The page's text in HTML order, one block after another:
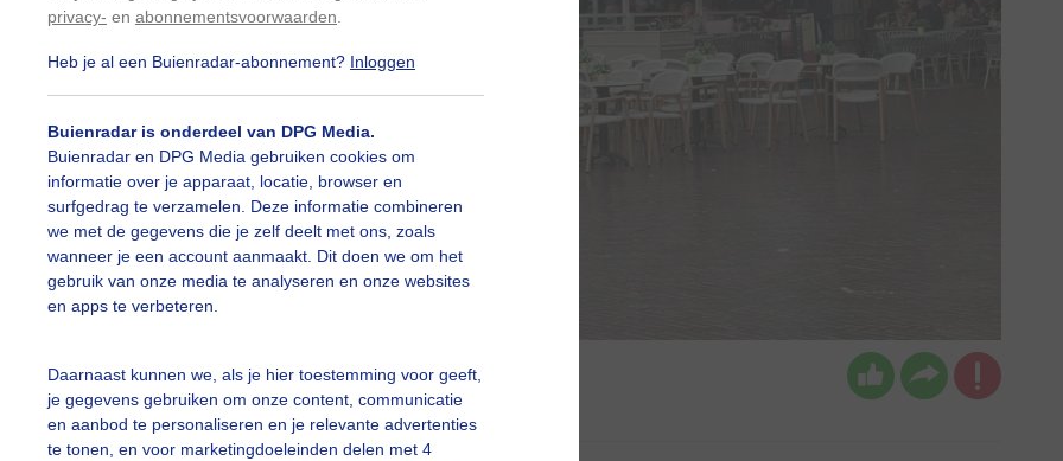
privacy- en abonnementsvoorwaarden
Heb je al een Buienradar-abonnement? Inloggen
Buienradar is onderdeel van DPG Media.
Buienradar en DPG Media gebruiken cookies om
informatie over je apparaat, locatie, browser en
surfgedrag te verzamelen. Deze informatie combineren
we met de gegevens die je zelf deelt met ons, zoals
wanneer je een account aanmaakt. Dit doen we om het
gebruik van onze media te analyseren en onze websites
en apps te verbeteren.
Daarnaast kunnen we, als je hier toestemming voor geeft,
je gegevens gebruiken om onze content, communicatie
en aanbod te personaliseren en je relevante advertenties
te tonen, en voor marketingdoeleinden delen met 4
ria brasser Gemaakt: 19-05-2026, 61x bekeken
Gebruik je Safari en wil je niet elke dag deze pop-up
Klikhierom dit aan te passen